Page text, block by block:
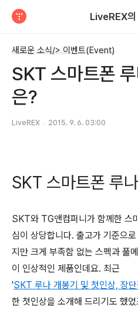
LiveREX의
새로운 소식/> 이벤트(Event)
SKT 스마트폰
은?
LiveREX 2015. 9. 6. 03:00
SKT 스마트폰 루
SKT와 TG앤컴퍼니가 함께한 스
심이 상당합니다. 출고가 기준으
지만 크게 부족함 없는 스펙과 풀
이 인상적인 제품인데요. 최근
'SKT 루나 개봉기 및 첫인상, 장단
한 첫인상을 소개해 드리기도 했었